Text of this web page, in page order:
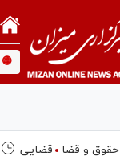
حقوق و قضا قضایی